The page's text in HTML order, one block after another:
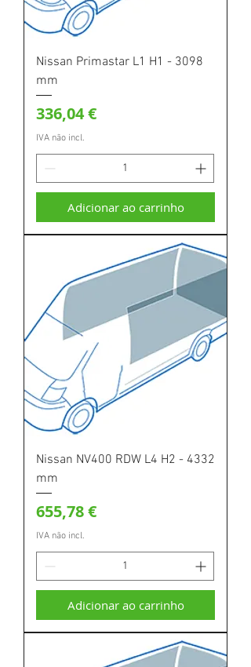
Nissan Primastar L1 H1 - 3098
mm
Preço
336,04 €
IVA não incl.
Adicionar ao carrinho
Nissan NV400 RDW L4 H2 - 4332
mm
Preço
655,78 €
IVA não incl.
Adicionar ao carrinho